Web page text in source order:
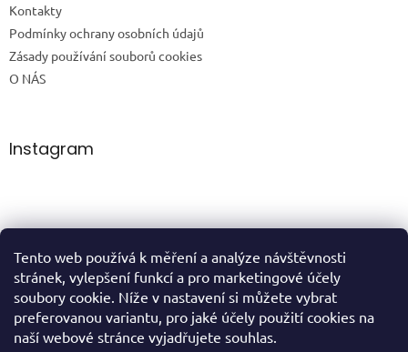
Tento web používá k měření a analýze návštěvnosti
stránek, vylepšení funkcí a pro marketingové účely
soubory cookie. Níže v nastavení si můžete vybrat
preferovanou variantu, pro jaké účely použití cookies na
naší webové stránce vyjadřujete souhlas.
Kontakty
Podmínky ochrany osobních údajů
Zásady používání souborů cookies
O NÁS
Instagram
Sledovat na Instagramu
domů